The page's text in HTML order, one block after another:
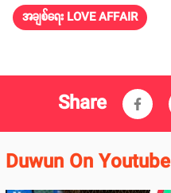
အချစ်ရေး LOVE AFFAIR
Share
Duwun On Youtube